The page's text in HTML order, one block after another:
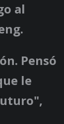
al
Pensó
le